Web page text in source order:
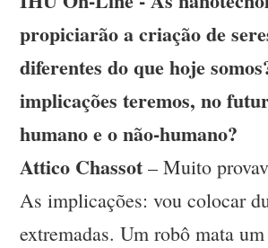
propiciarão a criação de
diferentes do que hoje
implicações teremos, no
humano e o não-humano?
Attico Chassot – Muito
As implicações: vou colocar
extremadas. Um robô mata